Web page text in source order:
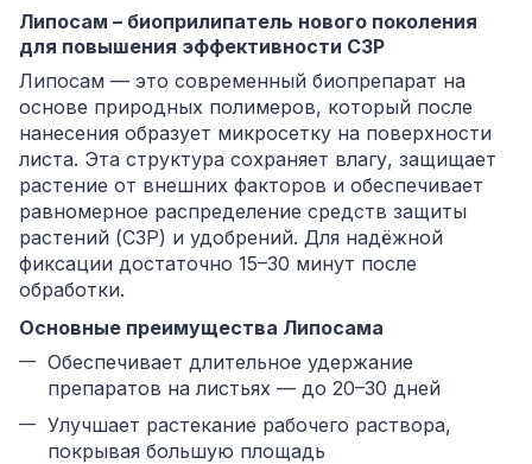
Липосам – биоприлипатель нового поколения
для повышения эффективности СЗР
Липосам — это современный биопрепарат на
основе природных полимеров, который после
нанесения образует микросетку на поверхности
листа. Эта структура сохраняет влагу, защищает
растение от внешних факторов и обеспечивает
равномерное распределение средств защиты
растений (СЗР) и удобрений. Для надёжной
фиксации достаточно 15–30 минут после
обработки.
Основные преимущества Липосама
Обеспечивает длительное удержание
препаратов на листьях — до 20–30 дней
Улучшает растекание рабочего раствора,
покрывая большую площадь